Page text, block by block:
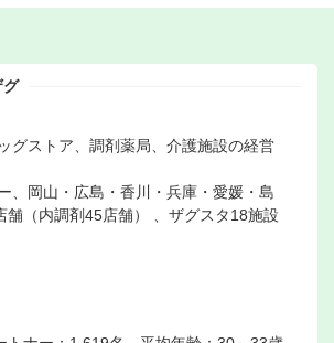
グ
グストア、調剤薬局、介護施設の経営
、岡山・広島・香川・兵庫・愛媛・島
（内調剤45店舗） 、ザグスタ18施設